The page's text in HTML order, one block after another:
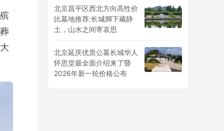
北京昌平区西北方向高性价
比墓地推荐:长城脚下藏静
土，山水之间寄哀思
北京延庆优质公墓长城华人
怀思堂最全面介绍来了暨
2026年新一轮价格公布